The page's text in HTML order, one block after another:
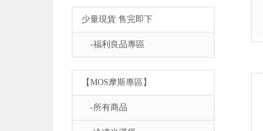
少量現貨 售完即下
-福利良品專區
【MOS摩斯專區】
-所有商品